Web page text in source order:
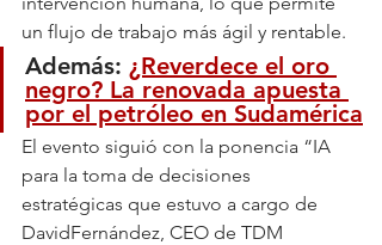
un flujo de trabajo más ágil y rentable.
Además: ¿Reverdece el oro
negro? La renovada apuesta
por el petróleo en Sudamérica
El evento siguió con la ponencia “IA
para la toma de decisiones
estratégicas que estuvo a cargo de
DavidFernández, CEO de TDM